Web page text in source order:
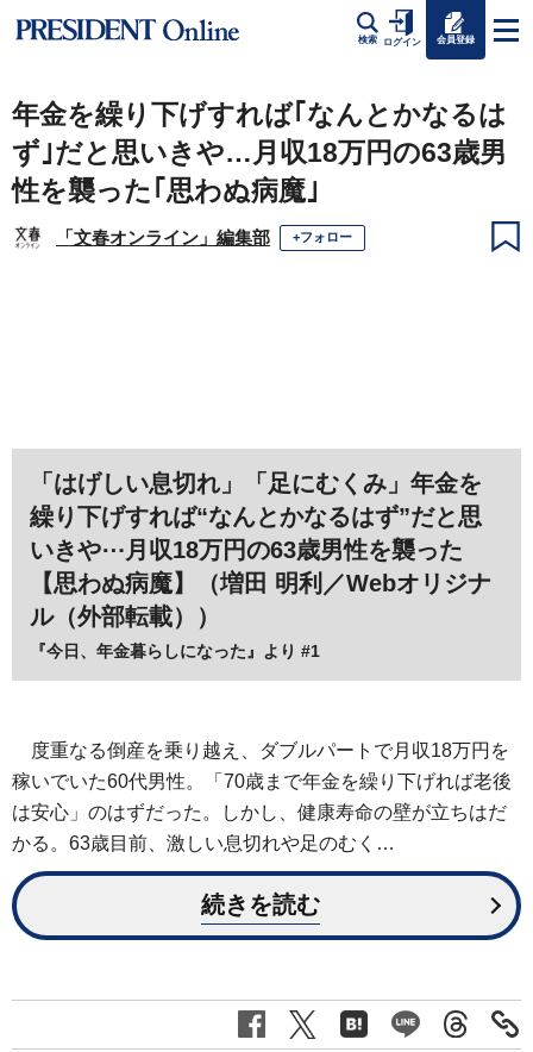
検索 ログイン 会員登録
年金を繰り下げすれば｢なんとかなるは
ず｣だと思いきや…月収18万円の63歳男
性を襲った｢思わぬ病魔｣
「文春オンライン」編集部 +フォロー
「はげしい息切れ」「足にむくみ」年金を
繰り下げすれば“なんとかなるはず”だと思
いきや⋯月収18万円の63歳男性を襲った
【思わぬ病魔】（増田 明利／Webオリジナ
ル（外部転載））
『今日、年金暮らしになった』より #1
度重なる倒産を乗り越え、ダブルパートで月収18万円を
稼いでいた60代男性。「70歳まで年金を繰り下げれば老後
は安心」のはずだった。しかし、健康寿命の壁が立ちはだ
かる。63歳目前、激しい息切れや足のむく…
続きを読む